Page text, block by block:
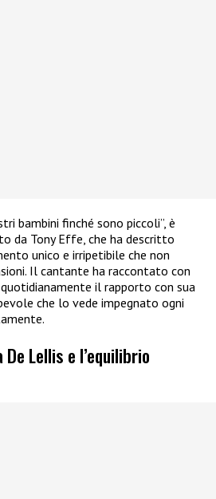
bambini finché sono piccoli”, è
da Tony Effe, che ha descritto
unico e irripetibile che non
Il cantante ha raccontato con
il rapporto con sua
che lo vede impegnato ogni
De Lellis e l’equilibrio